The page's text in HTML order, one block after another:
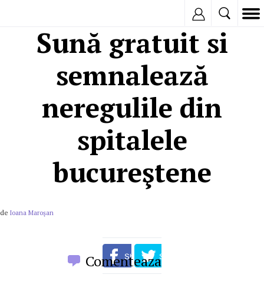
Sună gratuit si
semnalează
neregulile din
spitalele
bucureştene
de Ioana Maroşan
Comenteaza